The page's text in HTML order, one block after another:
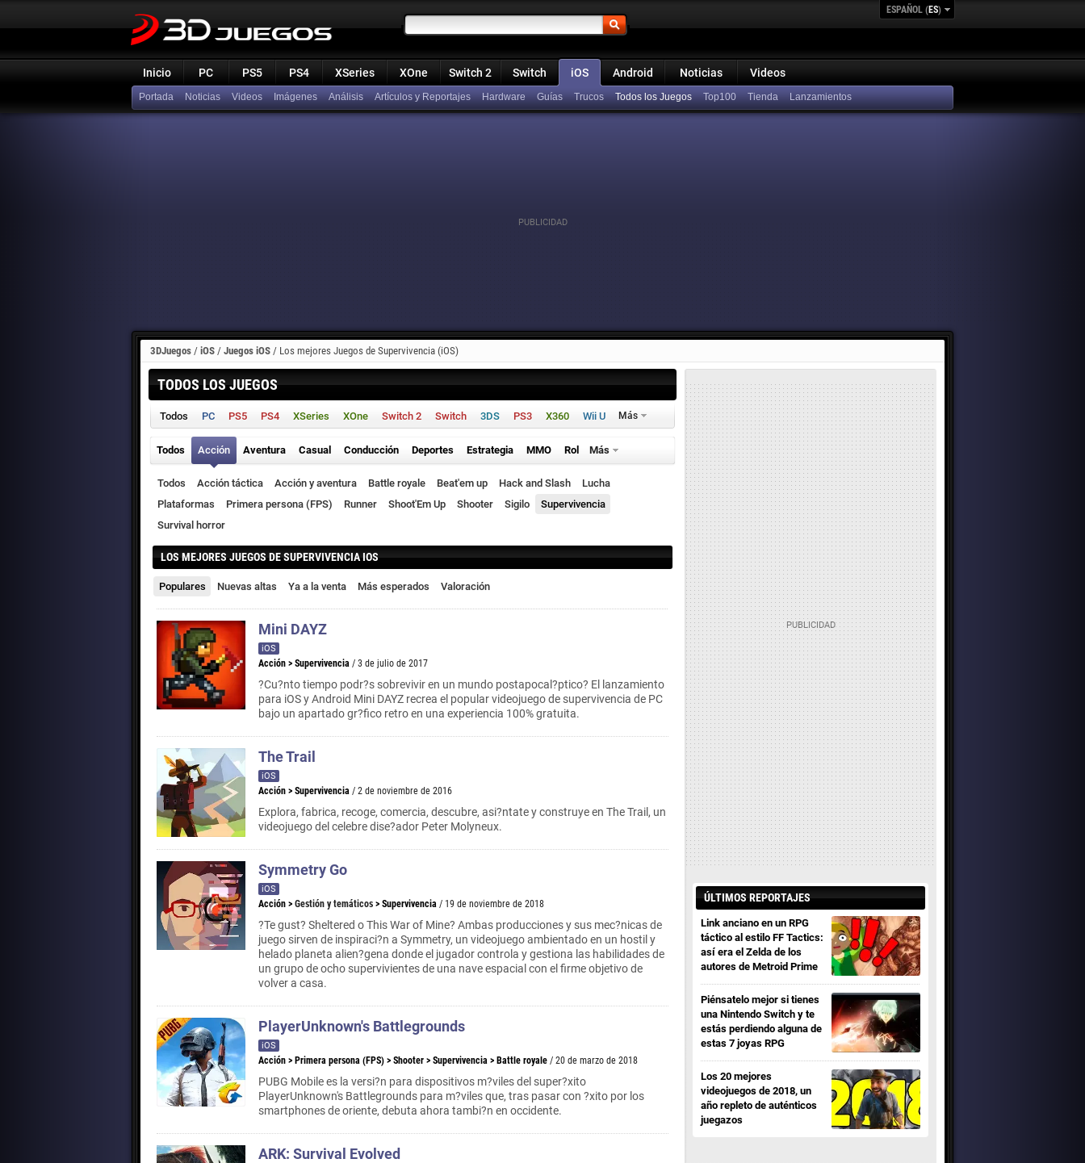
ESPAÑOL (ES)
Inicio PC PS5 PS4 XSeries XOne Switch 2 Switch iOS Android Noticias Videos
Portada Noticias Videos Imágenes Análisis Artículos y Reportajes Hardware Guías Trucos Todos los Juegos Top100 Lanzamientos
3DJuegos / iOS / Juegos iOS / Los mejores Juegos de Supervivencia (iOS)
TODOS LOS JUEGOS
Todos PC PS5 PS4 XSeries XOne Switch 2 Switch 3DS PS3 X360 Wii U Más
Todos Acción Aventura Casual Conducción Deportes Estrategia MMO Rol Más
Todos Acción táctica Acción y aventura Battle royale Beat'em up Hack and Slash
Lucha
Plataformas
Primera persona (FPS) Runner Shoot'Em Up Shooter Sigilo
Supervivencia
Survival horror
LOS MEJORES JUEGOS DE SUPERVIVENCIA IOS
Populares Nuevas altas Ya a la venta Más esperados Valoración
Mini DAYZ
iOS
Acción > Supervivencia / 3 de julio de 2017
?Cu?nto tiempo podr?s sobrevivir en un mundo postapocal?ptico? El lanzamiento
para iOS y Android Mini DAYZ recrea el popular videojuego de supervivencia de PC
bajo un apartado gr?fico retro en una experiencia 100% gratuita.
The Trail
iOS
Acción > Supervivencia / 2 de noviembre de 2016
Explora, fabrica, recoge, comercia, descubre, asi?ntate y construye en The Trail, un
videojuego del celebre dise?ador Peter Molyneux.
Symmetry Go
iOS
Acción > Gestión y temáticos > Supervivencia / 19 de noviembre de 2018
?Te gust? Sheltered o This War of Mine? Ambas producciones y sus mec?nicas de
juego sirven de inspiraci?n a Symmetry, un videojuego ambientado en un hostil y
helado planeta alien?gena donde el jugador controla y gestiona las habilidades de
un grupo de ocho supervivientes de una nave espacial con el firme objetivo de
volver a casa.
PlayerUnknown's Battlegrounds
iOS
Acción > Primera persona (FPS) > Shooter > Supervivencia > Battle royale / 20 de marzo de 2018
PUBG Mobile es la versi?n para dispositivos m?viles del super?xito
PlayerUnknown's Battlegrounds para m?viles que, tras pasar con ?xito por los
smartphones de oriente, debuta ahora tambi?n en occidente.
ARK: Survival Evolved
ÚLTIMOS REPORTAJES
Link anciano en un RPG
táctico al estilo FF Tactics:
así era el Zelda de los
autores de Metroid Prime
Piénsatelo mejor si tienes
una Nintendo Switch y te
estás perdiendo alguna de
estas 7 joyas RPG
Los 20 mejores
videojuegos de 2018, un
año repleto de auténticos
juegazos